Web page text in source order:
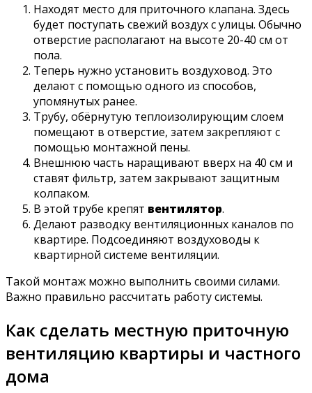
Находят место для приточного клапана. Здесь
будет поступать свежий воздух с улицы. Обычно
отверстие располагают на высоте 20-40 см от
пола.
Теперь нужно установить воздуховод. Это
делают с помощью одного из способов,
упомянутых ранее.
Трубу, обёрнутую теплоизолирующим слоем
помещают в отверстие, затем закрепляют с
помощью монтажной пены.
Внешнюю часть наращивают вверх на 40 см и
ставят фильтр, затем закрывают защитным
колпаком.
В этой трубе крепят вентилятор.
Делают разводку вентиляционных каналов по
квартире. Подсоединяют воздуховоды к
квартирной системе вентиляции.
Такой монтаж можно выполнить своими силами.
Важно правильно рассчитать работу системы.
Как сделать местную приточную
вентиляцию квартиры и частного
дома